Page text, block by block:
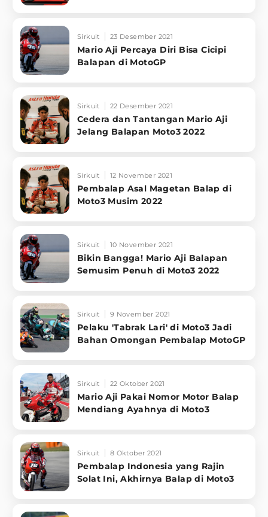
Sirkuit 23 Desember 2021
Mario Aji Percaya Diri Bisa Cicipi
Balapan di MotoGP
Sirkuit 22 Desember 2021
Cedera dan Tantangan Mario Aji
Jelang Balapan Moto3 2022
Sirkuit 12 November 2021
Pembalap Asal Magetan Balap di
Moto3 Musim 2022
Sirkuit 10 November 2021
Bikin Bangga! Mario Aji Balapan
Semusim Penuh di Moto3 2022
Sirkuit 9 November 2021
Pelaku 'Tabrak Lari' di Moto3 Jadi
Bahan Omongan Pembalap MotoGP
Sirkuit 22 Oktober 2021
Mario Aji Pakai Nomor Motor Balap
Mendiang Ayahnya di Moto3
Sirkuit 8 Oktober 2021
Pembalap Indonesia yang Rajin
Solat Ini, Akhirnya Balap di Moto3